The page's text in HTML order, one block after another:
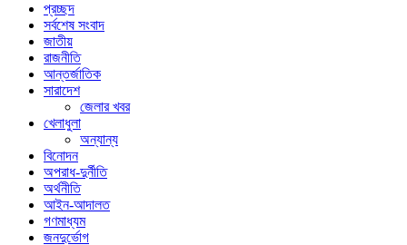
প্রচ্ছদ
সর্বশেষ সংবাদ
জাতীয়
রাজনীতি
আন্তর্জাতিক
সারাদেশ
জেলার খবর
খেলাধুলা
অন্যান্য
বিনোদন
অপরাধ-দুর্নীতি
অর্থনীতি
আইন-আদালত
গণমাধ্যম
জনদুর্ভোগ